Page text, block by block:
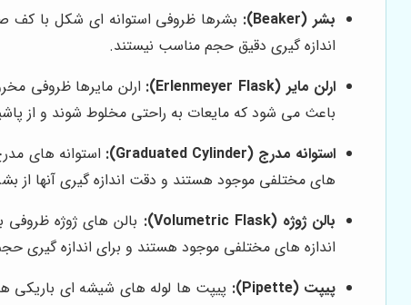
بشر (Beaker):
بشرها ظروفی استوانه ای شکل با کف
اندازه گیری دقیق حجم مناسب نیستند.
ارلن مایر (Erlenmeyer Flask):
ارلن مایرها ظروفی
باعث می شود که مایعات به راحتی مخلوط شوند و از
استوانه مدرج (Graduated Cylinder):
استوانه های
های مختلفی موجود هستند و دقت اندازه گیری آنها از
بالن ژوژه (Volumetric Flask):
بالن های ژوژه
اندازه های مختلفی موجود هستند و برای اندازه
پیپت (Pipette):
پیپت ها لوله های شیشه ای باریکی